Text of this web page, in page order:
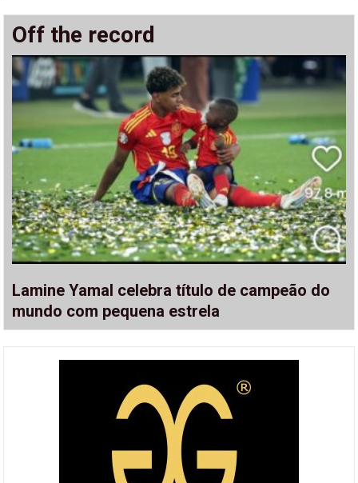
Off the record
Lamine Yamal celebra título de campeão do
mundo com pequena estrela